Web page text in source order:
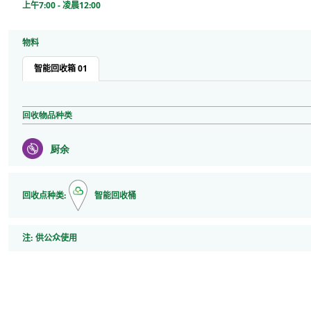
上午7:00 - 凌晨12:00
物料
智能回收箱 01
回收物品种类
厨余
回收点种类: 智能回收桶
注: 注
供公众使用